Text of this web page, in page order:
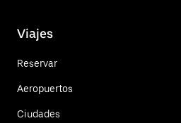
Viajes
Reservar
Aeropuertos
Ciudades